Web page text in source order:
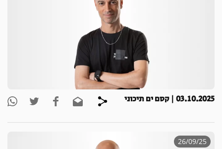
03.10.2025 | קסם ים תיכוני
26/09/25